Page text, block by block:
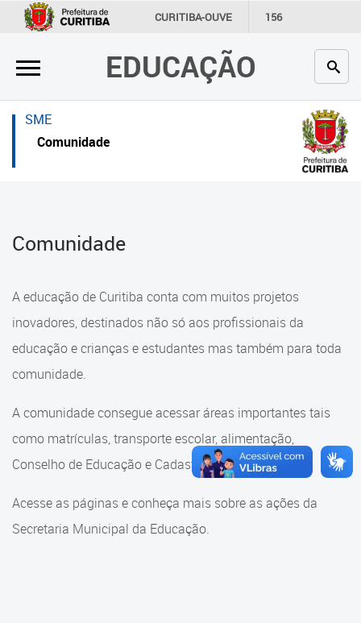
CURITIBA-OUVE 156
INFORMAÇÃO SECRETARIAS
EDUCAÇÃO
×
Inicial
Secretaria
Profissionais da educação
Contato
úteis
Cadastramento Escolar
Cadastro Online
Portal ICS Instituto Curitiba de
Saúde
Portal Aprendere
Portal do Servidor
×
Inicial
Inicial
Secretaria
Crianças e estudantes
Contato
Alimentação Escolar
Conselho Municipal de
Consulta ao acervo
SME
Comunidade
Comunidade
A educação de Curitiba conta com muitos projetos
inovadores, destinados não só aos profissionais da
educação e crianças e estudantes mas também para toda
comunidade.
A comunidade consegue acessar áreas importantes tais
como matrículas, transporte escolar, alimentação,
Conselho de Educação e Cadastramento Escolar.
Acesse as páginas e conheça mais sobre as ações da
Secretaria Municipal da Educação.